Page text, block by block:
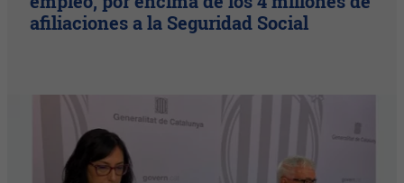
afiliaciones a la Seguridad Social